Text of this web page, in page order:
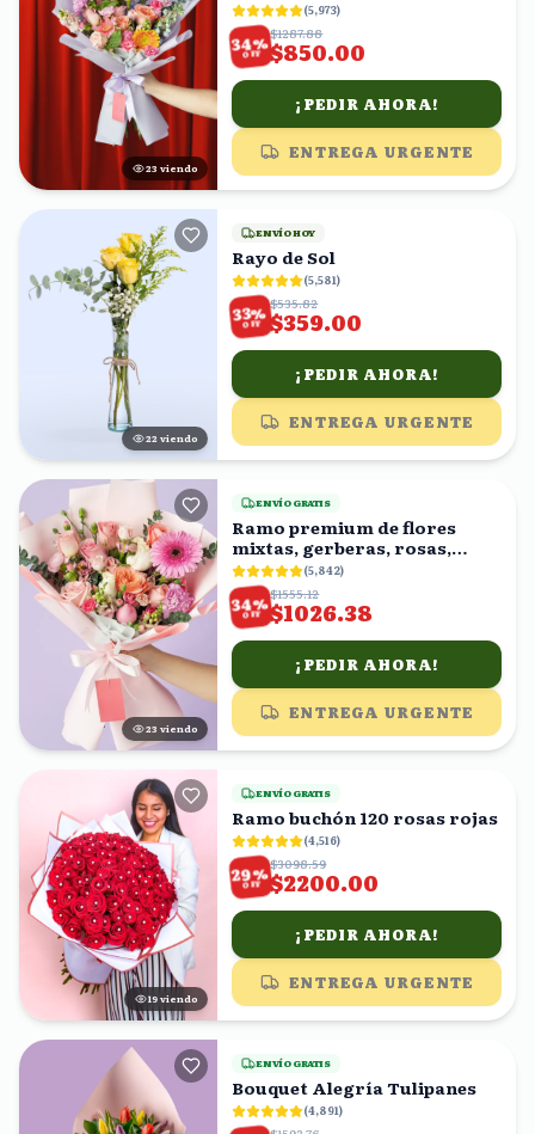
24 viendo
(5,973)
34%
OFF
$1287.88
$850.00
¡PEDIR AHORA!
ENTREGA URGENTE
22 viendo
ENVÍO HOY
Rayo de Sol
(5,581)
33%
OFF
$535.82
$359.00
¡PEDIR AHORA!
ENTREGA URGENTE
24 viendo
ENVÍO GRATIS
Ramo premium de flores
mixtas, gerberas, rosas,
claveles(5,842)
34%
OFF
$1555.12
$1026.38
¡PEDIR AHORA!
ENTREGA URGENTE
19 viendo
ENVÍO GRATIS
Ramo buchón 120 rosas rojas
(4,516)
29%
OFF
$3098.59
$2200.00
¡PEDIR AHORA!
ENTREGA URGENTE
ENVÍO GRATIS
Bouquet Alegría Tulipanes
(4,891)